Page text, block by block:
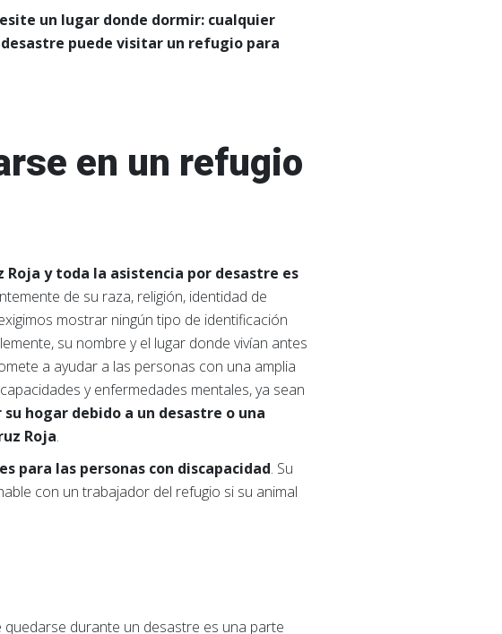
un lugar donde dormir: cualquier
puede visitar un refugio para
en un refugio
y toda la asistencia por desastre es
de su raza, religión, identidad de
mostrar ningún tipo de identificación
su nombre y el lugar donde vivían antes
a ayudar a las personas con una amplia
y enfermedades mentales, ya sean
hogar debido a un desastre o una
Roja.
para las personas con discapacidad. Su
con un trabajador del refugio si su animal
durante un desastre es una parte